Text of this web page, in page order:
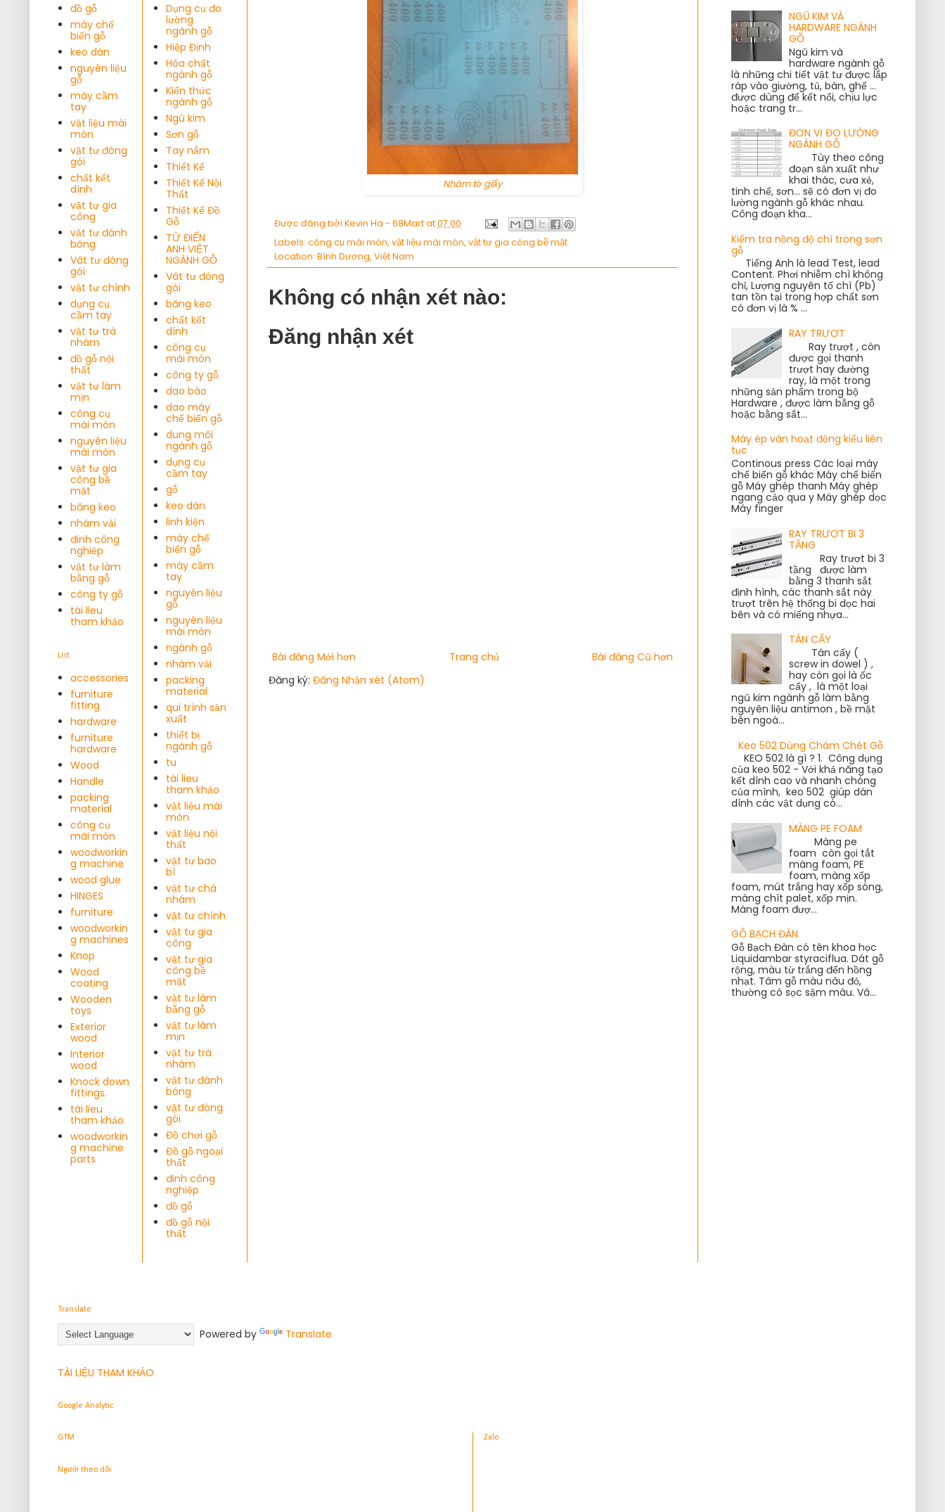
Nhám tờ giấy
Được đăng bởi Kevin Ha - 68Martat07:00
Labels: công cụ mài mòn, vật liệu mài mòn, vật tư gia công bề mặt
Location: Bình Dương, Việt Nam
Không có nhận xét nào:
Đăng nhận xét
Bài đăng Mới hơn Bài đăng Cũ hơn
Trang chủ
Đăng ký: Đăng Nhận xét (Atom)
đồ gỗ
máy chế
biến gỗ
keo dán
nguyên liệu
gỗ
máy cầm
tay
vật liệu mài
mòn
vật tư đóng
gói
chất kết
dính
vật tư gia
công
vật tư đánh
bóng
Vât tư đóng
gói
vật tư chính
dụng cụ
cầm tay
vật tư trà
nhám
đồ gỗ nội
thất
vật tư làm
mịn
công cụ
mài mòn
nguyên liệu
mài mòn
vật tư gia
công bề
mặt
băng keo
nhám vải
đinh công
nghiệp
vật tư làm
bằng gỗ
công ty gỗ
tài lieu
tham khảo
List
accessories
furniture
fitting
hardware
furniture
hardware
Wood
Handle
packing
material
công cụ
mài mòn
woodworkin
g machine
wood glue
HINGES
furniture
woodworkin
g machines
Knop
Wood
coating
Wooden
toys
Exterior
wood
Interior
wood
Knock down
fittings.
tài lieu
tham khảo
woodworkin
g machine
parts
Dụng cụ đo
lường
ngành gỗ
Hiệp Định
Hóa chất
ngành gỗ
Kiến thức
ngành gỗ
Ngũ kim
Sơn gỗ
Tay nắm
Thiết Kế
Thiết Kế Nội
Thất
Thiết Kế Đồ
Gỗ
TỬ ĐIỂN
ANH VIỆT
NGÀNH GỖ
Vât tư đóng
gói
băng keo
chất kết
dính
công cụ
mài mòn
công ty gỗ
dao bào
dao máy
chế biến gỗ
dung môi
ngành gỗ
dụng cụ
cầm tay
gỗ
keo dán
linh kiện
máy chế
biến gỗ
máy cầm
tay
nguyên liệu
gỗ
nguyên liệu
mài mòn
ngành gỗ
nhám vải
packing
material
qui trình sản
xuất
thiết bị
ngành gỗ
tu
tài lieu
tham khảo
vật liệu mài
mòn
vật liệu nội
thất
vật tư bao
bì
vật tư chà
nhám
vật tư chính
vật tư gia
công
vật tư gia
công bề
mặt
vật tư làm
bằng gỗ
vật tư làm
mịn
vật tư trà
nhám
vật tư đánh
bóng
vật tư đóng
gói
Đồ chơi gỗ
Đồ gỗ ngoại
thất
đinh công
nghiệp
đồ gỗ
đồ gỗ nội
thất
NGŨ KIM VÀ
HARDWARE NGÀNH
GỖ
Ngũ kim và
hardware ngành gỗ
là những chi tiết vật tư được lắp
ráp vào giường, tủ, bàn, ghế ...
được dùng để kết nối, chịu lực
hoặc trang tr...
ĐƠN VỊ ĐO LƯỜNG
NGÀNH GỖ
Tùy theo công
đoạn sản xuất như
khai thác, cưa xẻ,
tinh chế, sơn... sẽ có đơn vị đo
lường ngành gỗ khác nhau.
Công đoạn kha...
Kiểm tra nồng độ chì trong sơn
gỗ
Tiếng Anh là lead Test, lead
Content. Phơi nhiễm chì không
chỉ, Lượng nguyên tố chì (Pb)
tan tồn tại trong hợp chất sơn
có đơn vị là % ...
RAY TRƯỢT
Ray trượt , còn
được gọi thanh
trượt hay đường
ray, là một trong
những sản phẩm trong bộ
Hardware , được làm bằng gỗ
hoặc bằng sắt...
Máy ép ván hoạt động kiểu liên
tục
Continous press Các loại máy
chế biến gỗ khác Máy chế biến
gỗ Máy ghép thanh Máy ghép
ngang cảo qua y Máy ghép dọc
Máy finger
RAY TRƯỢT BI 3
TẦNG
Ray trượt bi 3
tầng được làm
bằng 3 thanh sắt
định hình, các thanh sắt này
trượt trên hệ thống bi dọc hai
bên và có miếng nhựa...
TÁN CẤY
Tán cấy (
screw in dowel ) ,
hay còn gọi là ốc
cấy , là một loại
ngũ kim ngành gỗ làm bằng
nguyên liệu antimon , bề mặt
bên ngoà...
Keo 502 Dùng Chám Chét Gỗ
KEO 502 là gì ? 1. Công dụng
của keo 502 - Với khả năng tạo
kết dính cao và nhanh chóng
của mình, keo 502 giúp dán
dính các vật dụng có...
MÀNG PE FOAM
Màng pe
foam còn gọi tắt
màng foam, PE
foam, màng xốp
foam, mút trắng hay xốp sóng,
màng chít palet, xốp mịn.
Màng foam đượ...
GỖ BẠCH ĐÀN
Gỗ Bạch Đàn có tên khoa học
Liquidambar styraciflua. Dát gỗ
rộng, màu từ trắng đến hồng
nhạt. Tâm gỗ màu nâu đỏ,
thường có sọc sậm màu. Vâ...
Translate
Powered by Translate
TÀI LIỆU THAM KHẢO
Google Analytic
GTM
Người theo dõi
Zalo